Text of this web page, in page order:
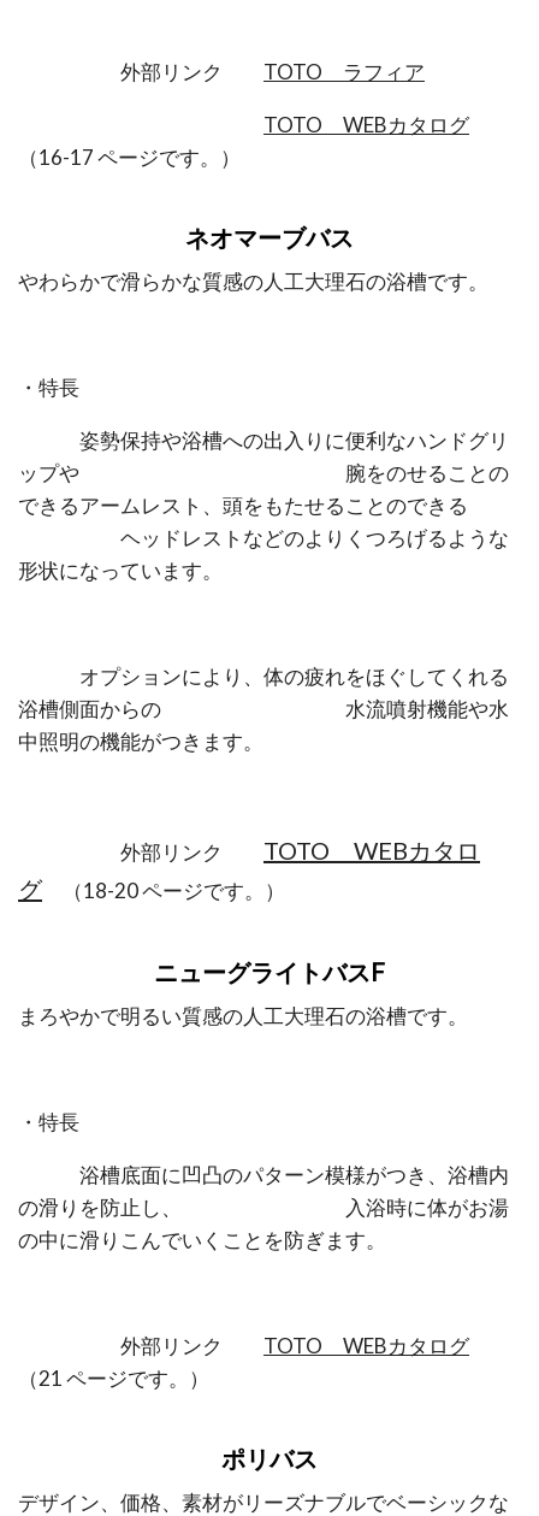
外部リンク TOTO ラフィア
TOTO WEBカタログ
（16-17 ページです。）
ネオマーブバス
やわらかで滑らかな質感の人工大理石の浴槽です。
・特長
姿勢保持や浴槽への出入りに便利なハンドグリ
ップや 腕をのせることの
できるアームレスト、頭をもたせることのできる
ヘッドレストなどのよりくつろげるような
形状になっています。
オプションにより、体の疲れをほぐしてくれる
浴槽側面からの 水流噴射機能や水
中照明の機能がつきます。
外部リンク TOTO WEBカタロ
グ（18-20 ページです。）
ニューグライトバスF
まろやかで明るい質感の人工大理石の浴槽です。
・特長
浴槽底面に凹凸のパターン模様がつき、浴槽内
の滑りを防止し、 入浴時に体がお湯
の中に滑りこんでいくことを防ぎます。
外部リンク TOTO WEBカタログ
（21 ページです。）
ポリバス
デザイン、価格、素材がリーズナブルでベーシックな